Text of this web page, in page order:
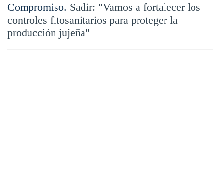
Compromiso. Sadir: "Vamos a fortalecer los
controles fitosanitarios para proteger la
producción jujeña"